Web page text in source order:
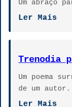
Um abraço
Ler Mais
Trenodia
Um poema
de um autor.
Ler Mais